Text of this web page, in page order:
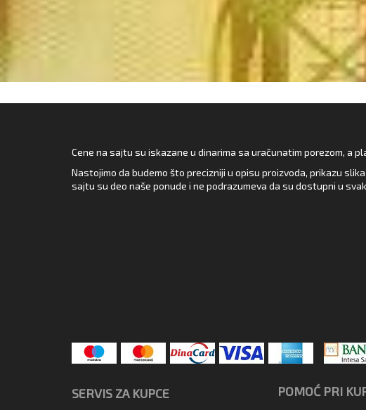
Cene na sajtu su iskazane u dinarima sa uračunatim porezom, a
Nastojimo da budemo što precizniji u opisu proizvoda, prikazu
sajtu su deo naše ponude i ne podrazumeva da su dostupni u
SERVIS ZA KUPCE POMOĆ PRI